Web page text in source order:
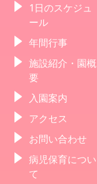
1日のスケジュ
ール
年間行事
施設紹介・園概
要
入園案内
アクセス
お問い合わせ
病児保育につい
て